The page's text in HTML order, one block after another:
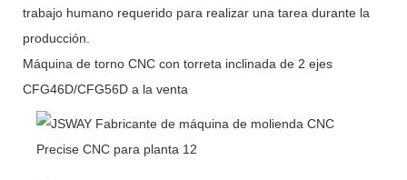
trabajo humano requerido para realizar una tarea durante la
producción.
Máquina de torno CNC con torreta inclinada de 2 ejes
CFG46D/CFG56D a la venta